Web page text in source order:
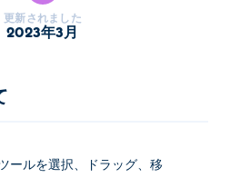
更新されました
2023年3月
ールを選択、ドラッグ、移